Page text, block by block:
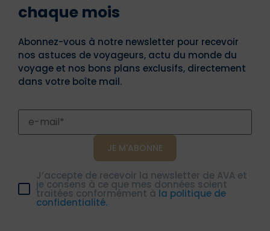
chaque mois
Abonnez-vous à notre newsletter pour recevoir
nos astuces de voyageurs, actu du monde du
voyage et nos bons plans exclusifs, directement
dans votre boîte mail.
J’accepte de recevoir la newsletter de AVA et
je consens à ce que mes données soient
traitées conformément à la politique de
confidentialité.